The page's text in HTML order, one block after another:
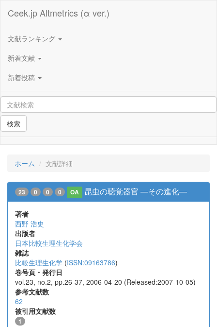
Ceek.jp Altmetrics (α ver.)
文献ランキング
新着文献
新着投稿
検索
ホーム 文献詳細
23 0 0 0 OA 昆虫の聴覚器官 ―その進化―
著者
西野 浩史
出版者
日本比較生理生化学会
雑誌
比較生理生化学 (ISSN:09163786)
巻号頁・発行日
vol.23, no.2, pp.26-37, 2006-04-20 (Released:2007-10-05)
参考文献数
62
被引用文献数
1